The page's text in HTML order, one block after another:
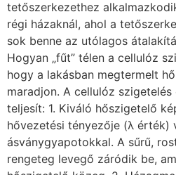
tetőszerkezethez
régi házaknál, ahol a
sok benne az utólagos
Hogyan „fűt” télen a cellulóz
hogy a lakásban megtermelt
maradjon. A cellulóz
teljesít: 1. Kiváló hőszigetelő
hővezetési tényezője (λ érték)
ásványgyapotokkal. A sűrű,
rengeteg levegő záródik be,